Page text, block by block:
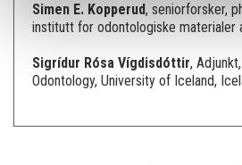
Simen E. Kopperud, seniorforsker,
institutt for odontologiske materialer
Sigrídur Rósa Vígdisdóttir,
Odontology, University of Iceland,